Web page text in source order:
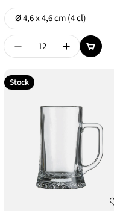
Formato
Ø 4,6 x 4,6 cm (4 cl)
Disminuir Cantidad
Stock